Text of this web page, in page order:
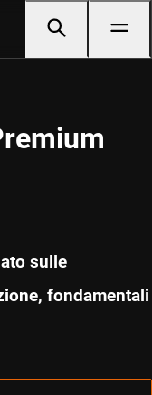
sulle
fondamentali